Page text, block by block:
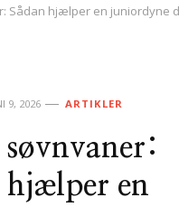
Sådan hjælper en juniordyne
9, 2026 ARTIKLER
søvnvaner:
hjælper en